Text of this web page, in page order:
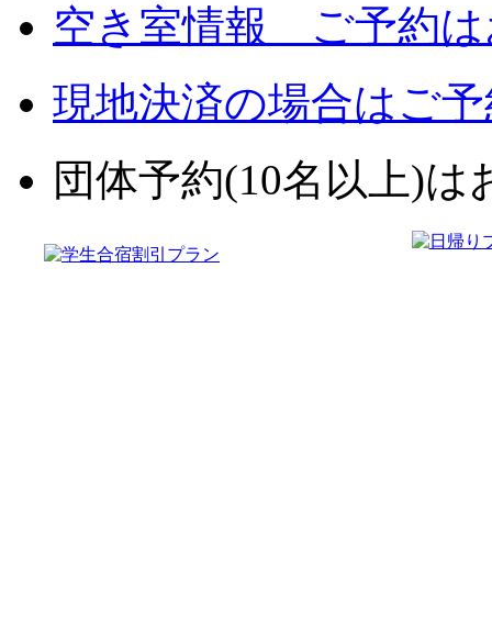
空き室情報 ご予約は
現地決済の場合はご
団体予約(10名以上)は